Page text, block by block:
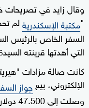
وقال زايد في تصريحات
"مكتبة الإسكندريةلم
السفر الخاص بالرئيس
التي أهدتها قرينته
كانت صالة مزادات
الإلكتروني، بيع جواز
وصلت إلى 47.500 دولار.